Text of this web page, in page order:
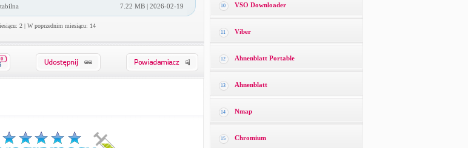
7.22 MB | 2026-02-19
2 | W poprzednim miesiącu: 14
0
10 VSO Downloader
11 Viber
12 Ahnenblatt Portable
13 Ahnenblatt
14 Nmap
15 Chromium